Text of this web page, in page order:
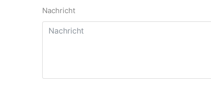
Nachricht